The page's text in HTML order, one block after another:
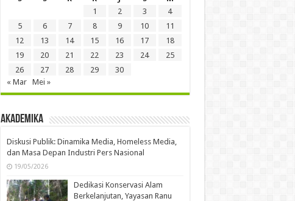
1
2 3
4
5
6 7 8 9 10
11
12
13 14 15 16 17
18
19
20 21 22 23 24
25
26
27 28 29
30
« Mar
Mei »
Akademika
Diskusi Publik: Dinamika Media, Homeless Media,
dan Masa Depan Industri Pers Nasional
19/05/2026
Dedikasi Konservasi Alam
Berkelanjutan, Yayasan Ranu